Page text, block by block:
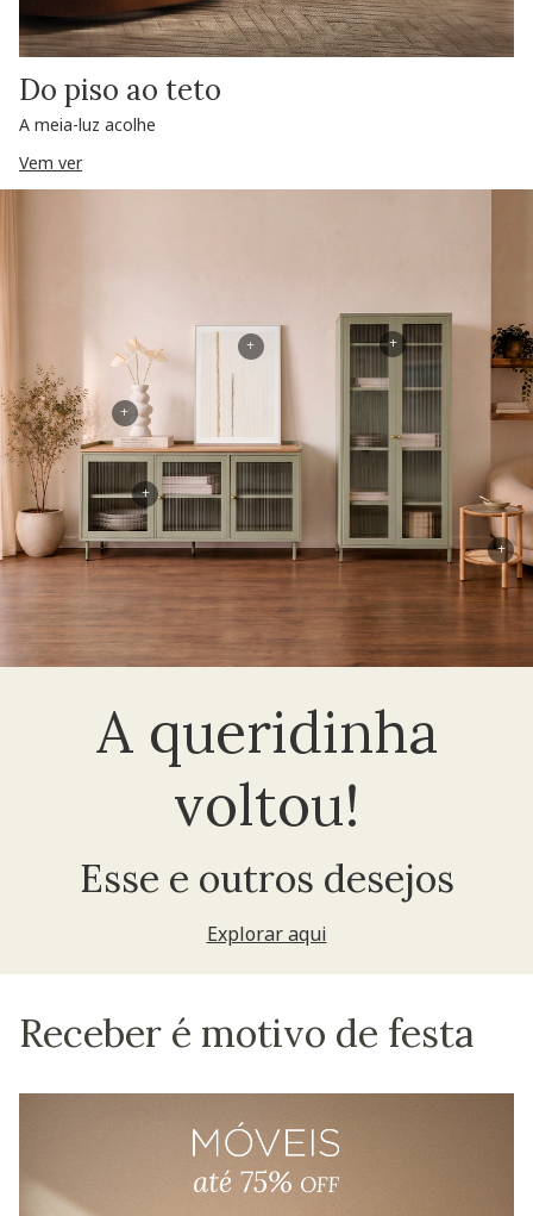
Do piso ao teto
A meia-luz acolhe
Vem ver
A queridinha
voltou!
Esse e outros desejos
Explorar aqui
+
+
+
+
+
Receber é motivo de festa